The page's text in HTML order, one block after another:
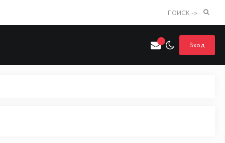
ПОИСК ->
Вход